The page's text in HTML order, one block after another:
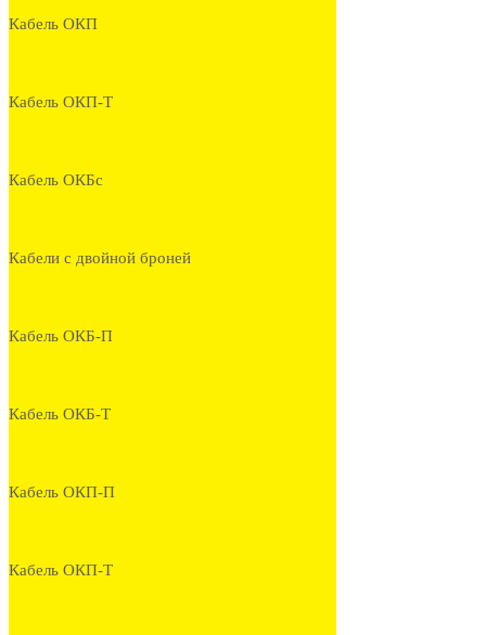
Кабель ОКП
Кабель ОКП-Т
Кабель ОКБс
Кабели с двойной броней
Кабель ОКБ-П
Кабель ОКБ-Т
Кабель ОКП-П
Кабель ОКП-Т